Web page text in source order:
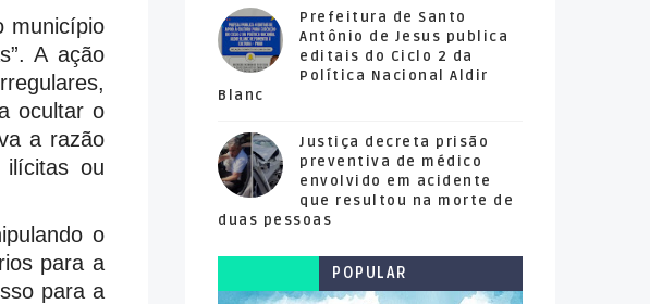
município
A ação
ocultar o
a razão
ilícitas ou
o
para a
para a
Prefeitura de Santo
Antônio de Jesus publica
editais do Ciclo 2 da
Política Nacional Aldir
Blanc
Justiça decreta prisão
preventiva de médico
envolvido em acidente
que resultou na morte de
duas pessoas
POPULAR